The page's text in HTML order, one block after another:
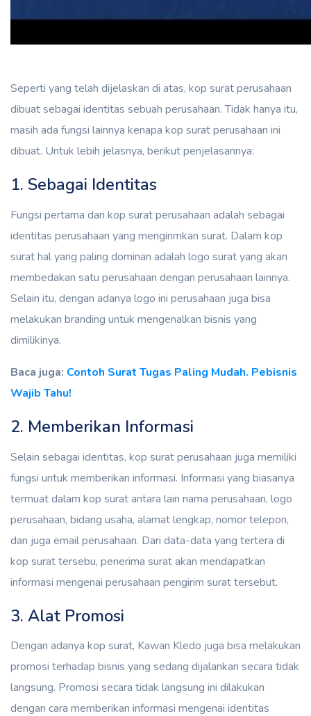
Seperti yang telah dijelaskan di atas, kop surat perusahaan
dibuat sebagai identitas sebuah perusahaan. Tidak hanya itu,
masih ada fungsi lainnya kenapa kop surat perusahaan ini
dibuat. Untuk lebih jelasnya, berikut penjelasannya:
1. Sebagai Identitas
Fungsi pertama dari kop surat perusahaan adalah sebagai
identitas perusahaan yang mengirimkan surat. Dalam kop
surat hal yang paling dominan adalah logo surat yang akan
membedakan satu perusahaan dengan perusahaan lainnya.
Selain itu, dengan adanya logo ini perusahaan juga bisa
melakukan branding untuk mengenalkan bisnis yang
dimilikinya.
Baca juga: Contoh Surat Tugas Paling Mudah. Pebisnis
Wajib Tahu!
2. Memberikan Informasi
Selain sebagai identitas, kop surat perusahaan juga memiliki
fungsi untuk memberikan informasi. Informasi yang biasanya
termuat dalam kop surat antara lain nama perusahaan, logo
perusahaan, bidang usaha, alamat lengkap, nomor telepon,
dan juga email perusahaan. Dari data-data yang tertera di
kop surat tersebu, penerima surat akan mendapatkan
informasi mengenai perusahaan pengirim surat tersebut.
3. Alat Promosi
Dengan adanya kop surat, Kawan Kledo juga bisa melakukan
promosi terhadap bisnis yang sedang dijalankan secara tidak
langsung. Promosi secara tidak langsung ini dilakukan
dengan cara memberikan informasi mengenai identitas